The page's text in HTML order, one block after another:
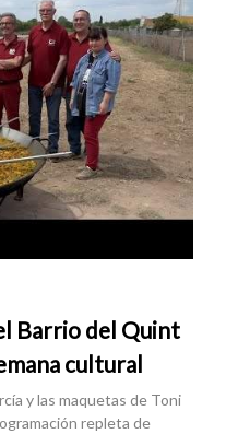
Barrio del Quint
cultural
y las maquetas de Toni
repleta de